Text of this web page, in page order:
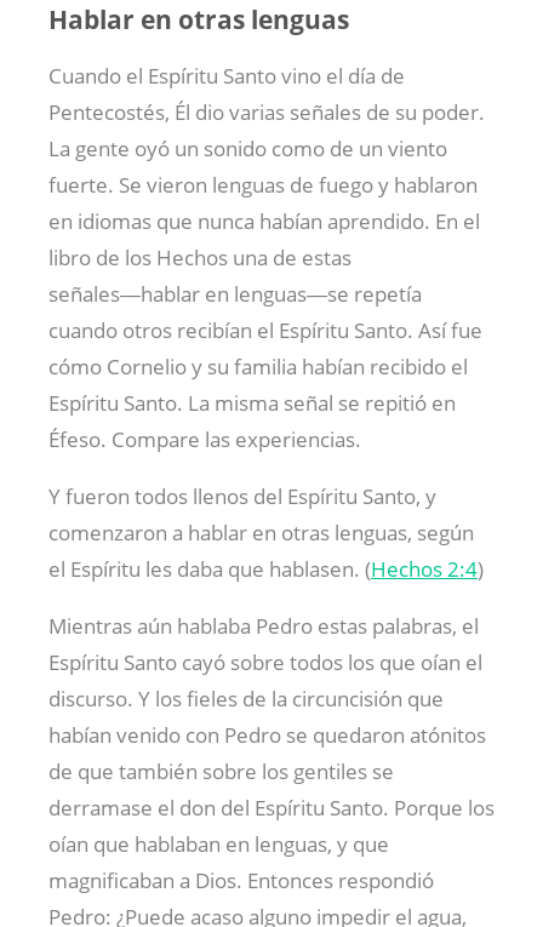
Hablar en otras lenguas
Cuando el Espíritu Santo vino el día de
Pentecostés, Él dio varias señales de su poder.
La gente oyó un sonido como de un viento
fuerte. Se vieron lenguas de fuego y hablaron
en idiomas que nunca habían aprendido. En el
libro de los Hechos una de estas
señales―hablar en lenguas―se repetía
cuando otros recibían el Espíritu Santo. Así fue
cómo Cornelio y su familia habían recibido el
Espíritu Santo. La misma señal se repitió en
Éfeso. Compare las experiencias.
Y fueron todos llenos del Espíritu Santo, y
comenzaron a hablar en otras lenguas, según
el Espíritu les daba que hablasen. (Hechos 2:4)
Mientras aún hablaba Pedro estas palabras, el
Espíritu Santo cayó sobre todos los que oían el
discurso. Y los fieles de la circuncisión que
habían venido con Pedro se quedaron atónitos
de que también sobre los gentiles se
derramase el don del Espíritu Santo. Porque los
oían que hablaban en lenguas, y que
magnificaban a Dios. Entonces respondió
Pedro: ¿Puede acaso alguno impedir el agua,